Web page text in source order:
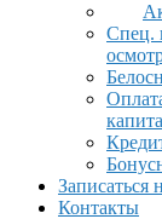
Спец.
Записаться
Контакты